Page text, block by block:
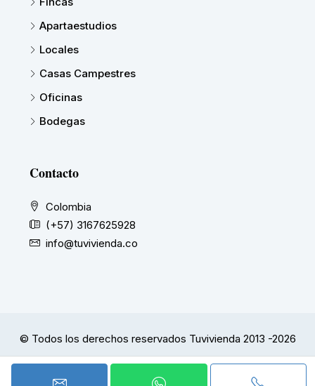
Apartaestudios
Locales
Casas Campestres
Oficinas
Bodegas
Contacto
Colombia
(+57) 3167625928
info@tuvivienda.co
© Todos los derechos reservados Tuvivienda 2013 -2026